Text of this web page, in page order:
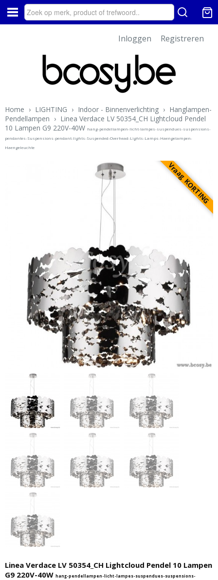
Inloggen Registreren
Home › LIGHTING › Indoor - Binnenverlichting › Hanglampen-
Pendellampen › Linea Verdace LV 50354_CH Lightcloud Pendel
10 Lampen G9 220V-40W hang-pendellampen-licht-lampes-suspendues-suspensions-
pendantes-Suspensions-pendant-lights-Suspended-Overhead-Lights-Lamps-Haengelampen-
Haengeleuchte
Vraag KORTING
Linea Verdace LV 50354_CH Lightcloud Pendel 10 Lampen
G9 220V-40W hang-pendellampen-licht-lampes-suspendues-suspensions-